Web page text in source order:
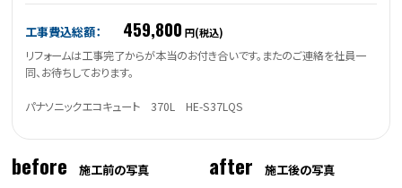
工事費込総額： 459,800 円(税込)
リフォームは工事完了からが本当のお付き合いです。またのご連絡を社員一
同、お待ちしております。
パナソニックエコキュート 370L HE-S37LQS
before 施工前の写真 after 施工後の写真